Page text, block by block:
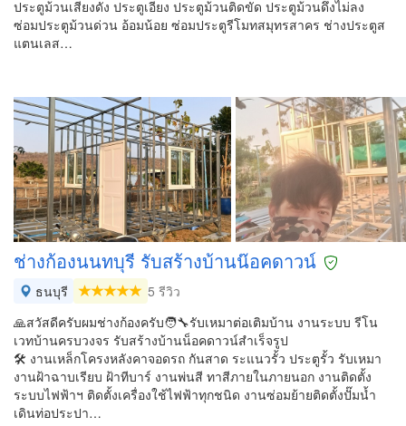
ประตูม้วนเสียงดัง ประตูเอียง ประตูม้วนติดขัด ประตูม้วนดึงไม่ลง
ซ่อมประตูม้วนด่วน อ้อมน้อย ซ่อมประตูรีโมทสมุทรสาคร ช่างประตูส
แตนเลส…
ช่างก้องนนทบุรี รับสร้างบ้านน๊อค​ดาวน์
ธนบุรี
5 รีวิว
🙏สวัสดีครับผมช่างก้องครับ🧑‍🔧รับเหมาต่อเติมบ้าน งานระบบ รีโน
เวทบ้านครบวงจร รับสร้างบ้านน็อคดาวน์สำเร็จรูป
🛠️ งานเหล็กโครงหลังคา​จอดรถ​ กันสาด ระแนวรั้ว​ ประตูรั้ว รับเหมา
งานฝ้าฉาบเรียบ ฝ้าทีบาร์ งานพ่นสี ทาสีภายในภายนอก งานติดตั้ง
ระบบไฟฟ้า​ฯ ติดตั้งเครื่องใช้ไฟฟ้าทุกชนิด​ งานซ่อมย้ายติดตั้งปั๊มน้ำ
เดินท่อประปา​…